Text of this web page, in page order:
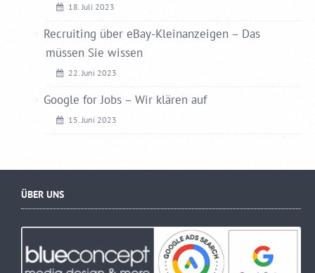
18. Juli 2023
Recruiting über eBay-Kleinanzeigen – Das
müssen Sie wissen
22. Juni 2023
Google for Jobs – Wir klären auf
15. Juni 2023
ÜBER UNS